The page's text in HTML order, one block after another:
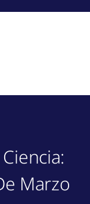
Marzo